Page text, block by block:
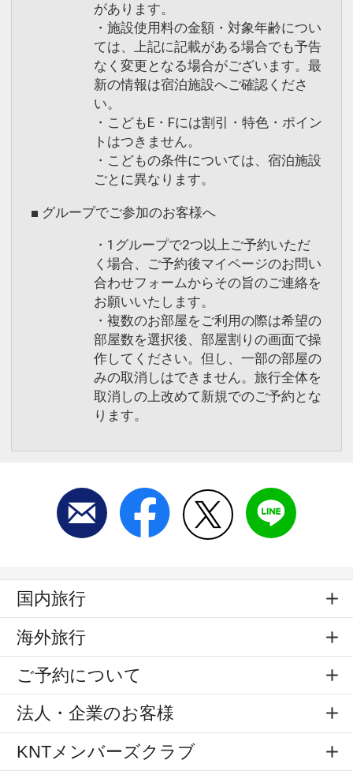
があります。
・施設使用料の金額・対象年齢につい
ては、上記に記載がある場合でも予告
なく変更となる場合がございます。最
新の情報は宿泊施設へご確認くださ
い。
・こどもE・Fには割引・特色・ポイン
トはつきません。
・こどもの条件については、宿泊施設
ごとに異なります。
■ グループでご参加のお客様へ
・1グループで2つ以上ご予約いただ
く場合、ご予約後マイページのお問い
合わせフォームからその旨のご連絡を
お願いいたします。
・複数のお部屋をご利用の際は希望の
部屋数を選択後、部屋割りの画面で操
作してください。但し、一部の部屋の
みの取消しはできません。旅行全体を
取消しの上改めて新規でのご予約とな
ります。
国内旅行
海外旅行
ご予約について
法人・企業のお客様
KNTメンバーズクラブ